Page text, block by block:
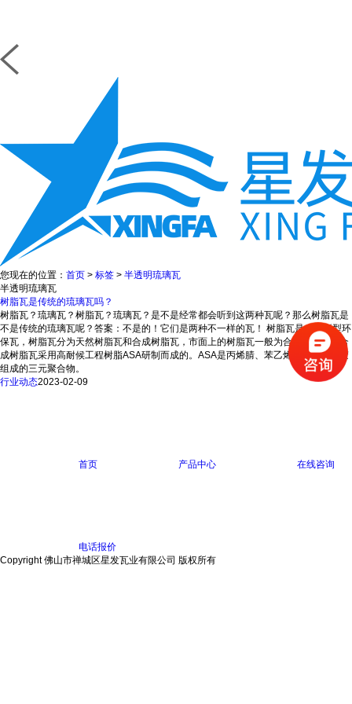
您现在的位置： 首页 > 标签 > 半透明琉璃瓦
半透明琉璃瓦
树脂瓦是传统的琉璃瓦吗？
树脂瓦？琉璃瓦？树脂瓦？琉璃瓦？是不是经常都会听到这两种瓦呢？那么树脂瓦是
不是传统的琉璃瓦呢？答案：不是的！它们是两种不一样的瓦！ 树脂瓦是一种新型环
保瓦，树脂瓦分为天然树脂瓦和合成树脂瓦，市面上的树脂瓦一般为合成树脂瓦。合
成树脂瓦采用高耐候工程树脂ASA研制而成的。ASA是丙烯腈、苯乙烯和丙烯酸橡胶
组成的三元聚合物。
行业动态2023-02-09
首页 产品中心 在线咨询
电话报价
Copyright 佛山市禅城区星发瓦业有限公司 版权所有